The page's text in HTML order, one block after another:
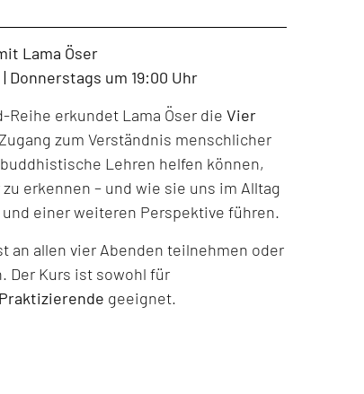
Lama Öser
Donnerstags um 19:00 Uhr
erkundet Lama Öser die Vier
zum Verständnis menschlicher
Lehren helfen können,
erkennen – und wie sie uns im Alltag
einer weiteren Perspektive führen.
an allen vier Abenden teilnehmen oder
Der Kurs ist sowohl für
geeignet.